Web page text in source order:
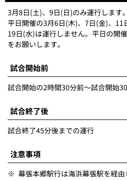
3月8日(土)、9日(日)のみ運行します。
平日開催の3月6日(木)、7日(金)、11
19日(水)は運行しません。平日の開
をお願いします。
試合開始前
試合開始の2時間30分前～試合開始
試合終了後
試合終了45分後までの運行
注意事項
※ 幕張本郷駅行は海浜幕張駅を経由